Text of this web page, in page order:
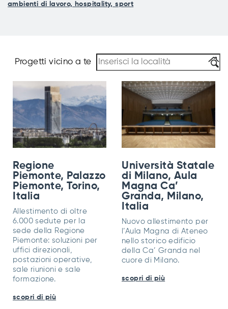
ambienti di lavoro, hospitality, sport
Progetti vicino a te
Regione
Piemonte, Palazzo
Piemonte, Torino,
Italia
Allestimento di oltre
6.000 sedute per la
sede della Regione
Piemonte: soluzioni per
uffici direzionali,
postazioni operative,
sale riunioni e sale
formazione.
scopri di più
Università Statale
di Milano, Aula
Magna Ca’
Granda, Milano,
Italia
Nuovo allestimento per
l’Aula Magna di Ateneo
nello storico edificio
della Ca’ Granda nel
cuore di Milano.
scopri di più